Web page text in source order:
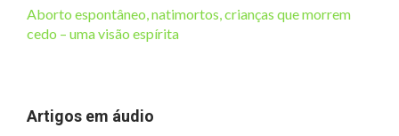
Aborto espontâneo, natimortos, crianças que morrem
cedo – uma visão espírita
Artigos em áudio